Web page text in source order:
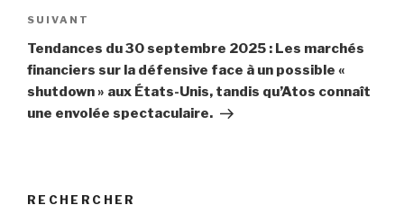
Article
suivant
SUIVANT
Tendances du 30 septembre 2025 : Les marchés
financiers sur la défensive face à un possible «
shutdown » aux États-Unis, tandis qu’Atos connaît
une envolée spectaculaire.
RECHERCHER